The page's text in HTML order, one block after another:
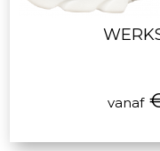
vanaf